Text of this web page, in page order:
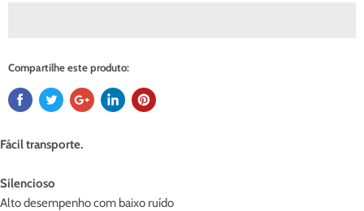
Compartilhe este produto:
Fácil transporte.
Silencioso
Alto desempenho com baixo ruído